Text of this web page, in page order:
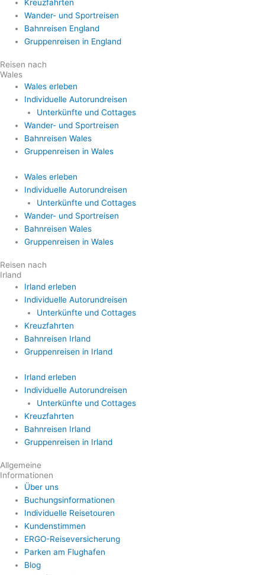
Kreuzfahrten
Wander- und Sportreisen
Bahnreisen England
Gruppenreisen in England
Reisen nach
Wales
Wales erleben
Individuelle Autorundreisen
Unterkünfte und Cottages
Wander- und Sportreisen
Bahnreisen Wales
Gruppenreisen in Wales
Wales erleben
Individuelle Autorundreisen
Unterkünfte und Cottages
Wander- und Sportreisen
Bahnreisen Wales
Gruppenreisen in Wales
Reisen nach
Irland
Irland erleben
Individuelle Autorundreisen
Unterkünfte und Cottages
Kreuzfahrten
Bahnreisen Irland
Gruppenreisen in Irland
Irland erleben
Individuelle Autorundreisen
Unterkünfte und Cottages
Kreuzfahrten
Bahnreisen Irland
Gruppenreisen in Irland
Allgemeine
Informationen
Über uns
Buchungsinformationen
Individuelle Reisetouren
Kundenstimmen
ERGO-Reiseversicherung
Parken am Flughafen
Blog